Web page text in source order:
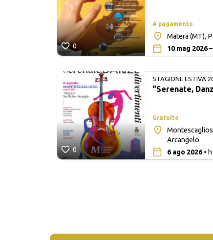
0
A pagamento
Matera (MT),
10 mag 2026
0
STAGIONE ESTIVA
"Serenate,
Gratuito
Arcangelo
6 ago 2026• h